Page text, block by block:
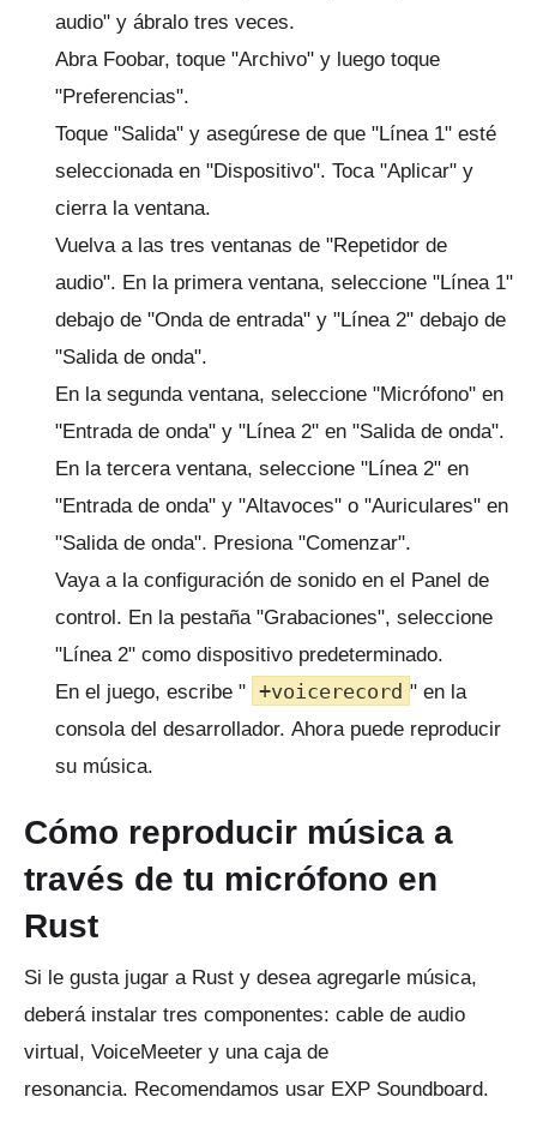
audio" y ábralo tres veces.
Abra Foobar, toque "Archivo" y luego toque
"Preferencias".
Toque "Salida" y asegúrese de que "Línea 1" esté
seleccionada en "Dispositivo". Toca "Aplicar" y
cierra la ventana.
Vuelva a las tres ventanas de "Repetidor de
audio". En la primera ventana, seleccione "Línea 1"
debajo de "Onda de entrada" y "Línea 2" debajo de
"Salida de onda".
En la segunda ventana, seleccione "Micrófono" en
"Entrada de onda" y "Línea 2" en "Salida de onda".
En la tercera ventana, seleccione "Línea 2" en
"Entrada de onda" y "Altavoces" o "Auriculares" en
"Salida de onda". Presiona "Comenzar".
Vaya a la configuración de sonido en el Panel de
control. En la pestaña "Grabaciones", seleccione
"Línea 2" como dispositivo predeterminado.
En el juego, escribe " +voicerecord " en la
consola del desarrollador. Ahora puede reproducir
su música.
Cómo reproducir música a
través de tu micrófono en
Rust
Si le gusta jugar a Rust y desea agregarle música,
deberá instalar tres componentes: cable de audio
virtual, VoiceMeeter y una caja de
resonancia. Recomendamos usar EXP Soundboard.